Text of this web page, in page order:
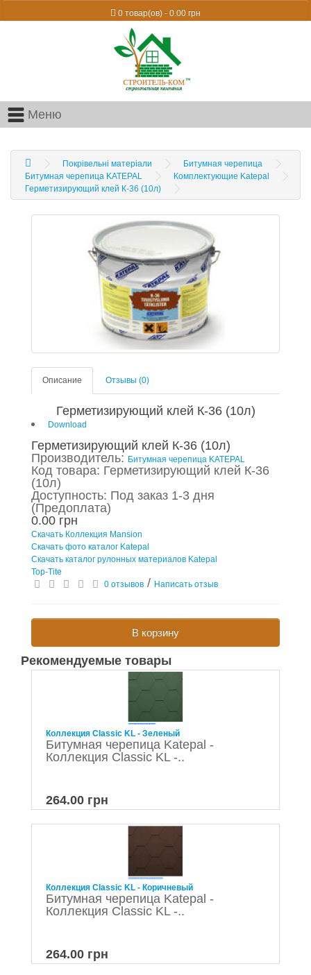
0 товар(ов) - 0.00 грн
Меню
Покрівельні матеріали
Битумная черепица
Битумная черепица KATEPAL
Комплектующие Katepal
Герметизирующий клей К-36 (10л)
Описание Отзывы (0)
Герметизирующий клей К-36 (10л)
Download
Герметизирующий клей К-36 (10л)
Производитель: Битумная черепица KATEPAL
Код товара: Герметизирующий клей К-36
(10л)
Доступность: Под заказ 1-3 дня
(Предоплата)
0.00 грн
Скачать Коллекция Mansion
Скачать фото каталог Katepal
Скачать каталог рулонных материалов Katepal
Top-Tite
0 отзывов / Написать отзыв
В корзину
Рекомендуемые товары
Коллекция Classic KL - Зеленый
Битумная черепица Katepal -
Коллекция Classic KL -..
264.00 грн
Коллекция Classic KL - Коричневый
Битумная черепица Katepal -
Коллекция Classic KL -..
264.00 грн